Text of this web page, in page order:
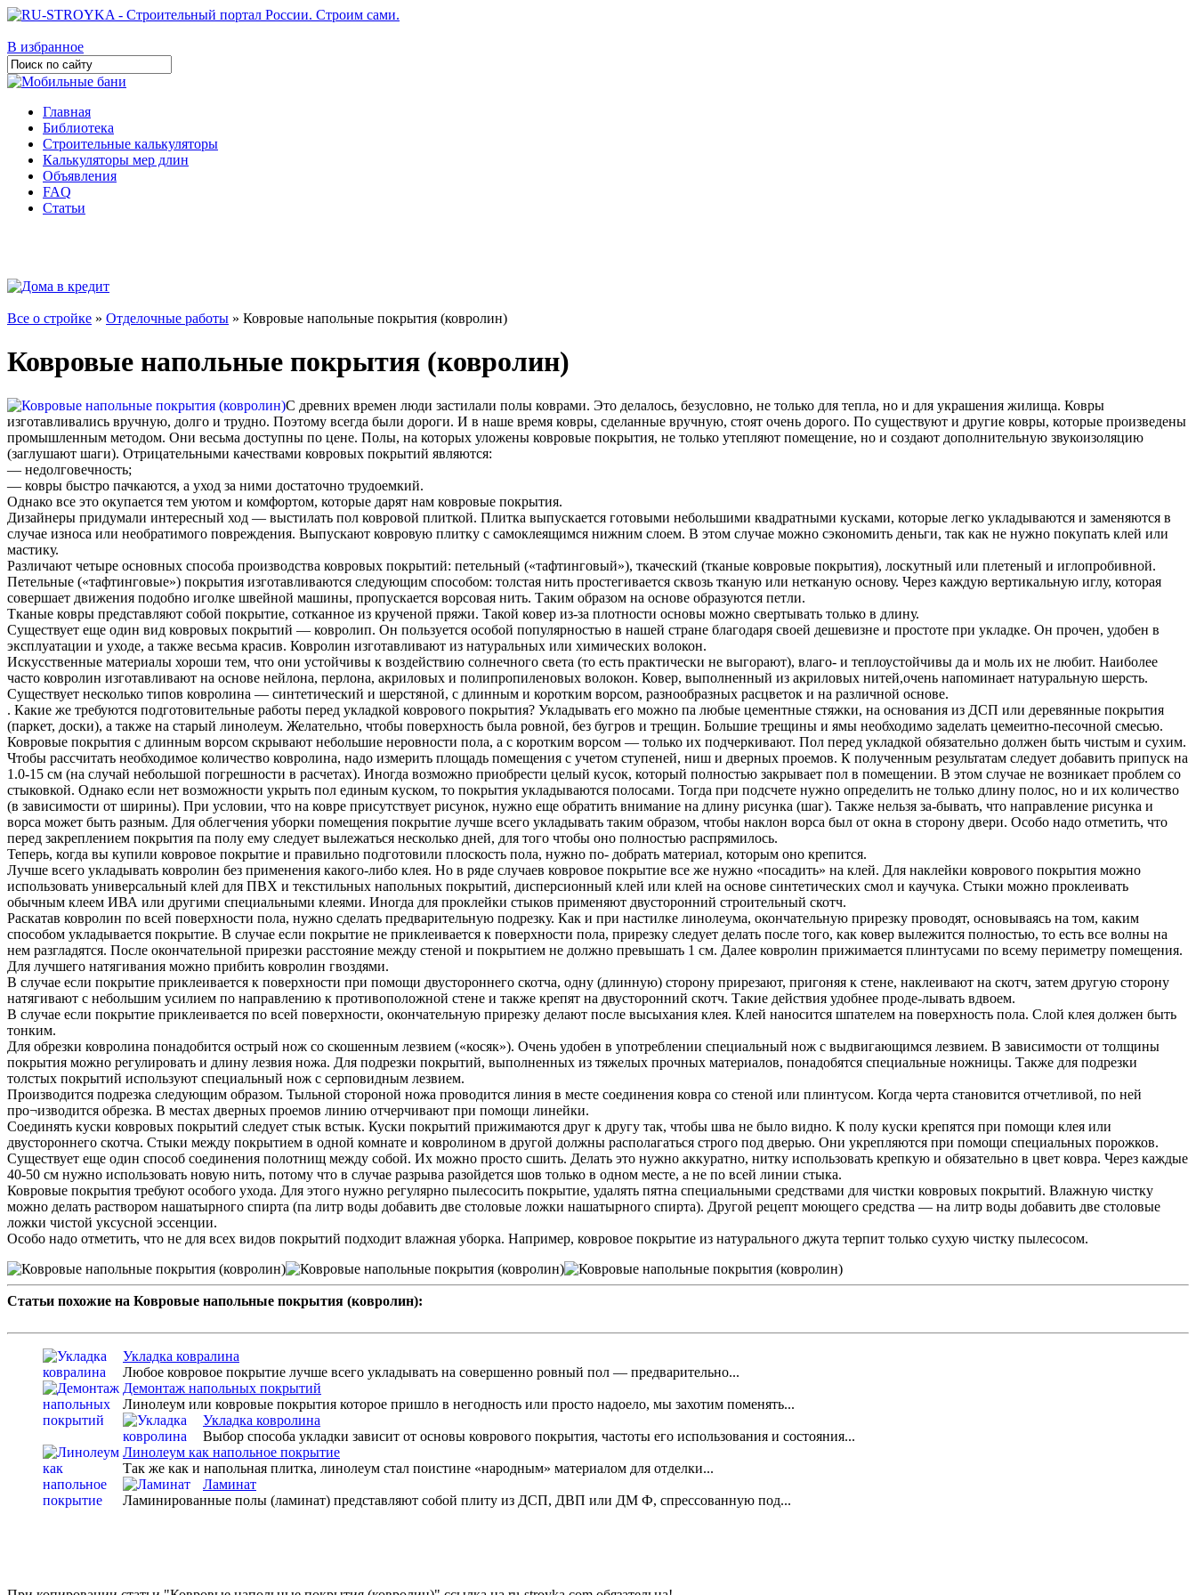
В избранное
Главная
Библиотека
Строительные калькуляторы
Калькуляторы мер длин
Объявления
FAQ
Статьи
Все о стройке » Отделочные работы » Ковровые напольные покрытия (ковролин)
Ковровые напольные покрытия (ковролин)
С древних времен люди застилали полы коврами. Это делалось, безусловно, не только для тепла, но и для украшения жилища. Ковры
изготавливались вручную, долго и трудно. Поэтому всегда были дороги. И в наше время ковры, сделанные вручную, стоят очень дорого. По существуют и другие ковры, которые произведены
промышленным методом. Они весьма доступны по цене. Полы, на которых уложены ковровые покрытия, не только утепляют помещение, но и создают дополнительную звукоизоляцию
(заглушают шаги). Отрицательными качествами ковровых покрытий являются:
— недолговечность;
— ковры быстро пачкаются, а уход за ними достаточно трудоемкий.
Однако все это окупается тем уютом и комфортом, которые дарят нам ковровые покрытия.
Дизайнеры придумали интересный ход — выстилать пол ковровой плиткой. Плитка выпускается готовыми небольшими квадратными кусками, которые легко укладываются и заменяются в
случае износа или необратимого повреждения. Выпускают ковровую плитку с самоклеящимся нижним слоем. В этом случае можно сэкономить деньги, так как не нужно покупать клей или
мастику.
Различают четыре основных способа производства ковровых покрытий: петельный («тафтинговый»), ткаческий (тканые ковровые покрытия), лоскутный или плетеный и иглопробивной.
Петельные («тафтинговые») покрытия изготавливаются следующим способом: толстая нить простегивается сквозь тканую или нетканую основу. Через каждую вертикальную иглу, которая
совершает движения подобно иголке швейной машины, пропускается ворсовая нить. Таким образом на основе образуются петли.
Тканые ковры представляют собой покрытие, сотканное из крученой пряжи. Такой ковер из-за плотности основы можно свертывать только в длину.
Существует еще один вид ковровых покрытий — ковролип. Он пользуется особой популярностью в нашей стране благодаря своей дешевизне и простоте при укладке. Он прочен, удобен в
эксплуатации и уходе, а также весьма красив. Ковролин изготавливают из натуральных или химических волокон.
Искусственные материалы хороши тем, что они устойчивы к воздействию солнечного света (то есть практически не выгорают), влаго- и теплоустойчивы да и моль их не любит. Наиболее
часто ковролин изготавливают на основе нейлона, перлона, акриловых и полипропиленовых волокон. Ковер, выполненный из акриловых нитей,очень напоминает натуральную шерсть.
Существует несколько типов ковролина — синтетический и шерстяной, с длинным и коротким ворсом, разнообразных расцветок и на различной основе.
. Какие же требуются подготовительные работы перед укладкой коврового покрытия? Укладывать его можно па любые цементные стяжки, на основания из ДСП или деревянные покрытия
(паркет, доски), а также на старый линолеум. Желательно, чтобы поверхность была ровной, без бугров и трещин. Большие трещины и ямы необходимо заделать цемеитно-песочной смесью.
Ковровые покрытия с длинным ворсом скрывают небольшие неровности пола, а с коротким ворсом — только их подчеркивают. Пол перед укладкой обязательно должен быть чистым и сухим.
Чтобы рассчитать необходимое количество ковролина, надо измерить площадь помещения с учетом ступеней, ниш и дверных проемов. К полученным результатам следует добавить припуск на
1.0-15 см (на случай небольшой погрешности в расчетах). Иногда возможно приобрести целый кусок, который полностью закрывает пол в помещении. В этом случае не возникает проблем со
стыковкой. Однако если нет возможности укрыть пол единым куском, то покрытия укладываются полосами. Тогда при подсчете нужно определить не только длину полос, но и их количество
(в зависимости от ширины). При условии, что на ковре присутствует рисунок, нужно еще обратить внимание на длину рисунка (шаг). Также нельзя за-бывать, что направление рисунка и
ворса может быть разным. Для облегчения уборки помещения покрытие лучше всего укладывать таким образом, чтобы наклон ворса был от окна в сторону двери. Особо надо отметить, что
перед закреплением покрытия па полу ему следует вылежаться несколько дней, для того чтобы оно полностью распрямилось.
Теперь, когда вы купили ковровое покрытие и правильно подготовили плоскость пола, нужно по- добрать материал, которым оно крепится.
Лучше всего укладывать ковролин без применения какого-либо клея. Но в ряде случаев ковровое покрытие все же нужно «посадить» на клей. Для наклейки коврового покрытия можно
использовать универсальный клей для ПВХ и текстильных напольных покрытий, дисперсионный клей или клей на основе синтетических смол и каучука. Стыки можно проклеивать
обычным клеем ИВА или другими специальными клеями. Иногда для проклейки стыков применяют двусторонний строительный скотч.
Раскатав ковролин по всей поверхности пола, нужно сделать предварительную подрезку. Как и при настилке линолеума, окончательную прирезку проводят, основываясь на том, каким
способом укладывается покрытие. В случае если покрытие не приклеивается к поверхности пола, прирезку следует делать после того, как ковер вылежится полностью, то есть все волны на
нем разгладятся. После окончательной прирезки расстояние между стеной и покрытием не должно превышать 1 см. Далее ковролин прижимается плинтусами по всему периметру помещения.
Для лучшего натягивания можно прибить ковролин гвоздями.
В случае если покрытие приклеивается к поверхности при помощи двустороннего скотча, одну (длинную) сторону прирезают, пригоняя к стене, наклеивают на скотч, затем другую сторону
натягивают с небольшим усилием по направлению к противоположной стене и также крепят на двусторонний скотч. Такие действия удобнее проде-лывать вдвоем.
В случае если покрытие приклеивается по всей поверхности, окончательную прирезку делают после высыхания клея. Клей наносится шпателем на поверхность пола. Слой клея должен быть
тонким.
Для обрезки ковролина понадобится острый нож со скошенным лезвием («косяк»). Очень удобен в употреблении специальный нож с выдвигающимся лезвием. В зависимости от толщины
покрытия можно регулировать и длину лезвия ножа. Для подрезки покрытий, выполненных из тяжелых прочных материалов, понадобятся специальные ножницы. Также для подрезки
толстых покрытий используют специальный нож с серповидным лезвием.
Производится подрезка следующим образом. Тыльной стороной ножа проводится линия в месте соединения ковра со стеной или плинтусом. Когда черта становится отчетливой, по ней
про¬изводится обрезка. В местах дверных проемов линию отчерчивают при помощи линейки.
Соединять куски ковровых покрытий следует стык встык. Куски покрытий прижимаются друг к другу так, чтобы шва не было видно. К полу куски крепятся при помощи клея или
двустороннего скотча. Стыки между покрытием в одной комнате и ковролином в другой должны располагаться строго под дверью. Они укрепляются при помощи специальных порожков.
Существует еще один способ соединения полотнищ между собой. Их можно просто сшить. Делать это нужно аккуратно, нитку использовать крепкую и обязательно в цвет ковра. Через каждые
40-50 см нужно использовать новую нить, потому что в случае разрыва разойдется шов только в одном месте, а не по всей линии стыка.
Ковровые покрытия требуют особого ухода. Для этого нужно регулярно пылесосить покрытие, удалять пятна специальными средствами для чистки ковровых покрытий. Влажную чистку
можно делать раствором нашатырного спирта (па литр воды добавить две столовые ложки нашатырного спирта). Другой рецепт моющего средства — на литр воды добавить две столовые
ложки чистой уксусной эссенции.
Особо надо отметить, что не для всех видов покрытий подходит влажная уборка. Например, ковровое покрытие из натурального джута терпит только сухую чистку пылесосом.
Статьи похожие на Ковровые напольные покрытия (ковролин):
Укладка ковралина
Любое ковровое покрытие лучше всего укладывать на совершенно ровный пол — предварительно...
Демонтаж напольных покрытий
Линолеум или ковровые покрытия которое пришло в негодность или просто надоело, мы захотим поменять...
Укладка ковролина
Выбор способа укладки зависит от основы коврового покрытия, частоты его использования и состояния...
Линолеум как напольное покрытие
Так же как и напольная плитка, линолеум стал поистине «народным» материалом для отделки...
Ламинат
Ламинированные полы (ламинат) представляют собой плиту из ДСП, ДВП или ДМ Ф, спрессованную под...